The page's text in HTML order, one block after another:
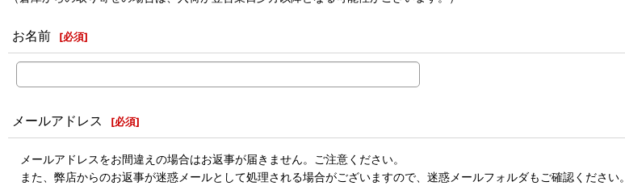
お名前 [必須]
メールアドレス [必須]
メールアドレスをお間違えの場合はお返事が届きません。ご注意ください。
また、弊店からのお返事が迷惑メールとして処理される場合がございますので、迷惑メールフォルダもご確認ください。